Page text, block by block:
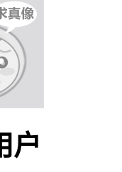
户